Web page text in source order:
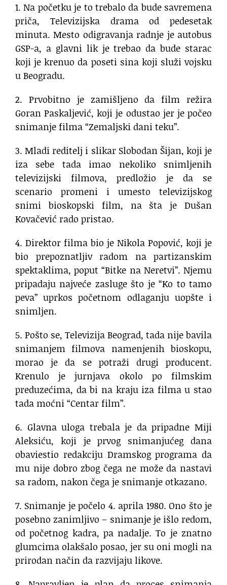
1. Na početku je to trebalo da bude savremena
priča, Televizijska drama od pedesetak
minuta. Mesto odigravanja radnje je autobus
GSP-a, a glavni lik je trebao da bude starac
koji je krenuo da poseti sina koji služi vojsku
u Beogradu.
2. Prvobitno je zamišljeno da film režira
Goran Paskaljević, koji je odustao jer je počeo
snimanje filma “Zemaljski dani teku”.
3. Mladi reditelj i slikar Slobodan Šijan, koji je
iza sebe tada imao nekoliko snimljenih
televizijski filmova, predložio je da se
scenario promeni i umesto televizijskog
snimi bioskopski film, na šta je Dušan
Kovačević rado pristao.
4. Direktor filma bio je Nikola Popović, koji je
bio prepoznatljiv radom na partizanskim
spektaklima, poput “Bitke na Neretvi”. Njemu
pripadaju najveće zasluge što je “Ko to tamo
peva” uprkos početnom odlaganju uopšte i
snimljen.
5. Pošto se, Televizija Beograd, tada nije bavila
snimanjem filmova namenjenih bioskopu,
morao je da se potraži drugi producent.
Krenulo je jurnjava okolo po filmskim
preduzećima, da bi na kraju iza filma u stao
tada moćni “Centar film”.
6. Glavna uloga trebala je da pripadne Miji
Aleksiću, koji je prvog snimanjućeg dana
obaviestio redakciju Dramskog programa da
mu nije dobro zbog čega ne može da nastavi
sa radom, nakon čega je snimanje otkazano.
7. Snimanje je počelo 4. aprila 1980. Ono što je
posebno zanimljivo – snimanje je išlo redom,
od početnog kadra, pa nadalje. To je znatno
glumcima olakšalo posao, jer su oni mogli na
prirodan način da razvijaju likove.